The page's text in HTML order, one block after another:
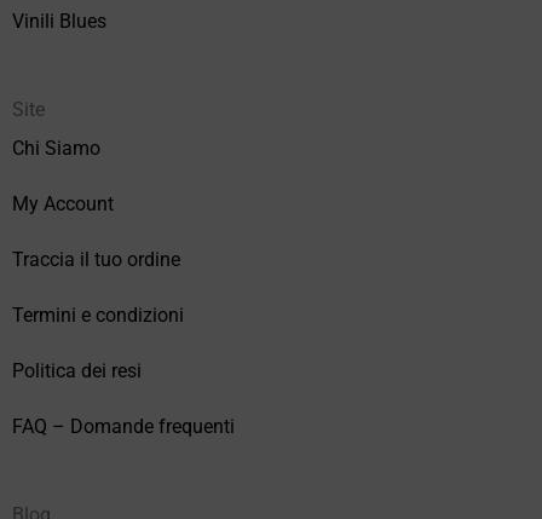
Vinili Blues
Site
Chi Siamo
My Account
Traccia il tuo ordine
Termini e condizioni
Politica dei resi
FAQ – Domande frequenti